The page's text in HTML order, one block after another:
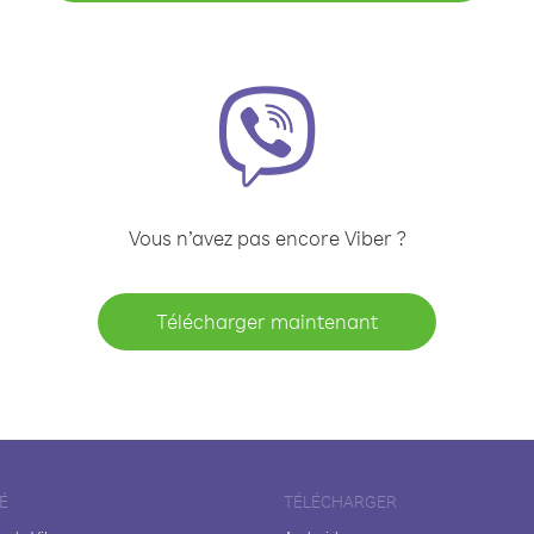
Vous n’avez pas encore Viber ?
Télécharger maintenant
TÉLÉCHARGER